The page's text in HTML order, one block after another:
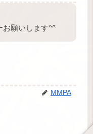
お願いします^⁠^⁠
MMPA